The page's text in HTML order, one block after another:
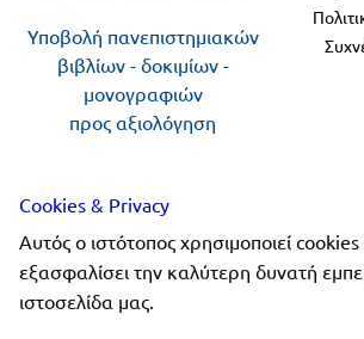
Υποβολή πανεπιστημιακών
βιβλίων - δοκιμίων -
μονογραφιών
προς αξιολόγηση
Cookies & Privacy
Αυτός ο ιστότοπος χρησιμοποιεί
εξασφαλίσει την καλύτερη δυνατή
ιστοσελίδα μας.